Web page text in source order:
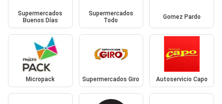
Supermercados
Buenos Días
Supermercados
Todo
Gomez Pardo
Micropack Supermercados Giro Autoservicio Capo